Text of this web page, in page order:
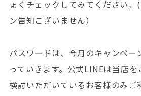
ょくチェックしてみてください。
ン告知ございません）
パスワードは、今月のキャンペー
っていきます。公式LINEは当店
検討いただいているお客様のみご